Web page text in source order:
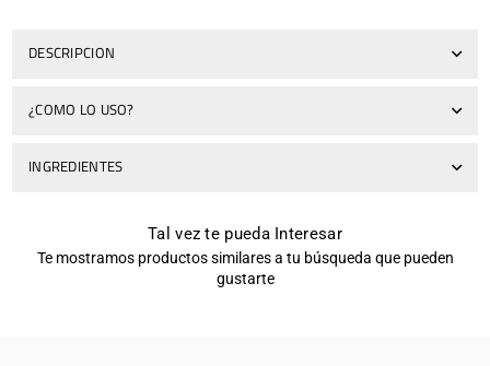
DESCRIPCION
¿COMO LO USO?
INGREDIENTES
Tal vez te pueda Interesar
Te mostramos productos similares a tu búsqueda que pueden
gustarte